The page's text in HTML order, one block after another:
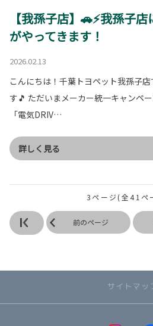
【我孫子店】🚗⚡我孫子
がやってきます！
2026.02.13
こんにちは！千葉トヨペット我孫子店
す🎵 ただいまメーカー統一キャンペ
「電気DRIV…
詳しく見る
3ページ(全41ペ
前のページ
サイトマッ